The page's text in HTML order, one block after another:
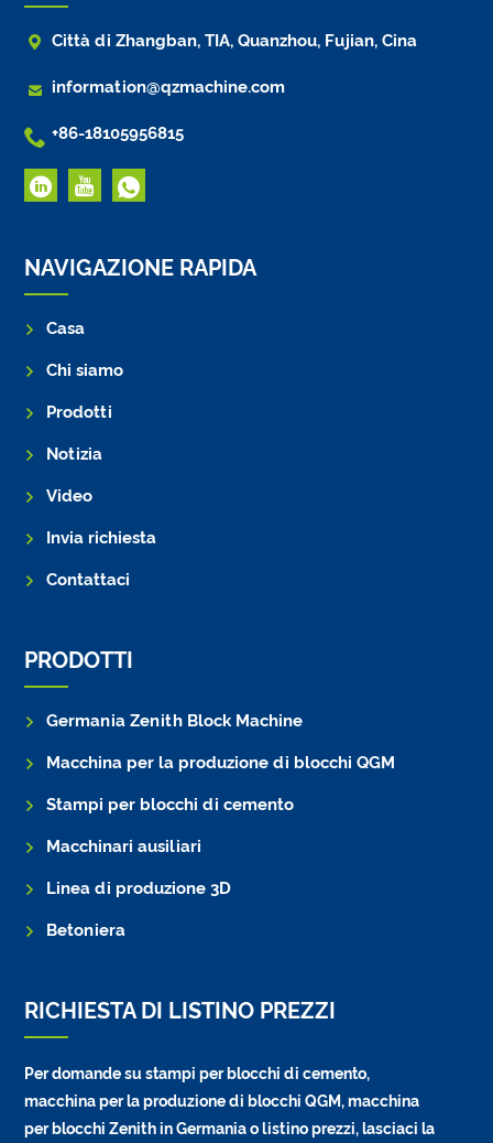
 Città di Zhangban, TIA, Quanzhou, Fujian, Cina
 information@qzmachine.com
 +86-18105956815
NAVIGAZIONE RAPIDA
Casa
Chi siamo
Prodotti
Notizia
Video
Invia richiesta
Contattaci
PRODOTTI
Germania Zenith Block Machine
Macchina per la produzione di blocchi QGM
Stampi per blocchi di cemento
Macchinari ausiliari
Linea di produzione 3D
Betoniera
RICHIESTA DI LISTINO PREZZI
Per domande su stampi per blocchi di cemento,
macchina per la produzione di blocchi QGM, macchina
per blocchi Zenith in Germania o listino prezzi, lasciaci la